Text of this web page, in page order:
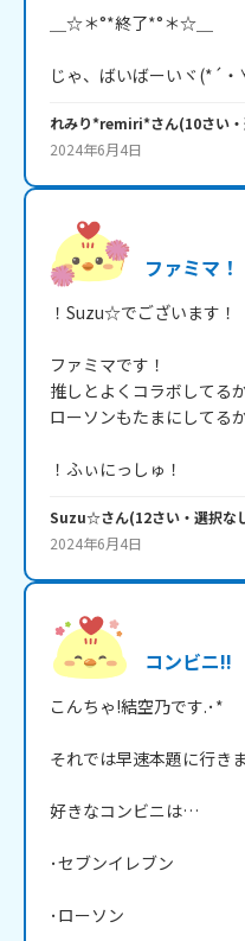
＿☆＊°*終了*°＊☆＿
じゃ、ばいばーいヾ(*´
れみり*remiri*さん(10さい・
2024年6月4日
ファミマ！
！Suzu☆でございます！
ファミマです！
推しとよくコラボしてる
ローソンもたまにしてる
！ふぃにっしゅ！
Suzu☆さん(12さい・ 選択な
2024年6月4日
コンビニ!!
こんちゃ!結空乃です.･*
それでは早速本題に行き
好きなコンビニは…
･セブンイレブン
･ローソン